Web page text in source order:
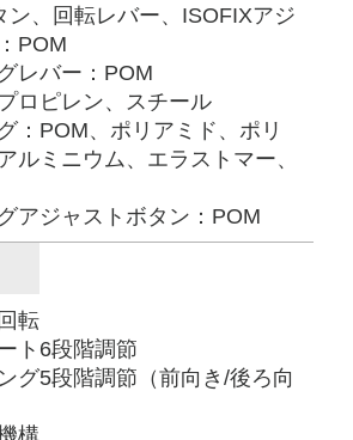
ン、回転レバー、ISOFIXアジ
POM
レバー：POM
ロピレン、スチール
：POM、ポリアミド、ポリ
ルミニウム、エラストマー、
アジャストボタン：POM
転
ト6段階調節
グ5段階調節（前向き/後ろ向
構